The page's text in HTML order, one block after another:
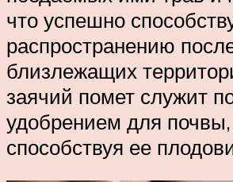
что успешно
распространению
близлежащих
заячий помет служит
удобрением для
способствуя ее